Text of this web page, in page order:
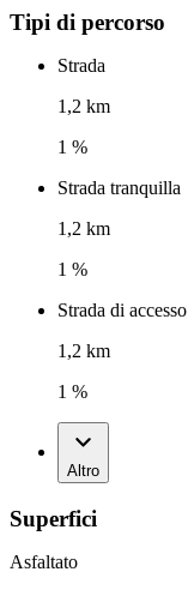
Tipi di percorso
Strada
1,2 km
1 %
Strada tranquilla
1,2 km
1 %
Strada di accesso
1,2 km
1 %
Altro
Superfici
Asfaltato